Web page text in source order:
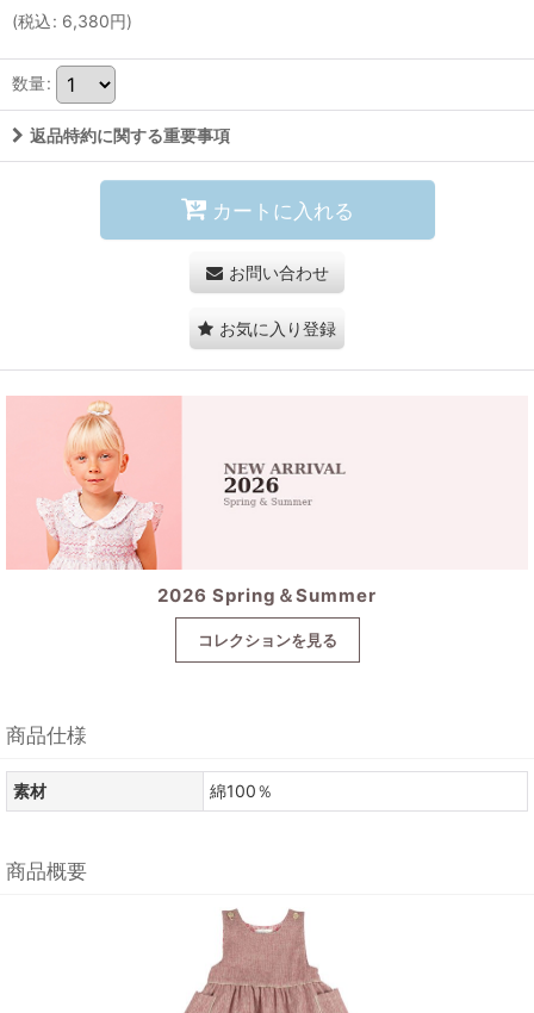
(税込: 6,380円)
数量:
返品特約に関する重要事項
カートに入れる
お問い合わせ
お気に入り登録
2026 Spring＆Summer
コレクションを見る
商品仕様
素材 綿100％
商品概要